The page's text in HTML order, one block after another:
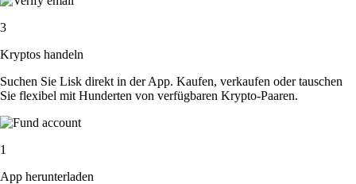
3
Kryptos handeln
Suchen Sie Lisk direkt in der App. Kaufen, verkaufen oder tauschen
Sie flexibel mit Hunderten von verfügbaren Krypto-Paaren.
1
App herunterladen